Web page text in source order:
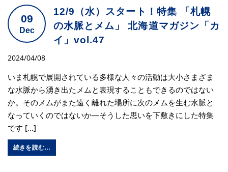
09
Dec
12/9（水）スタート！特集 「札幌
の水脈とメム」 北海道マガジン「カ
イ」vol.47
2024/04/08
いま札幌で展開されている多様な人々の活動は大小さまざま
な水脈から湧き出たメムと表現することもできるのではない
か。そのメムがまた遠く離れた場所に次のメムを生む水脈と
なっていくのではないか―そうした思いを下敷きにした特集
です […]
続きを読む…